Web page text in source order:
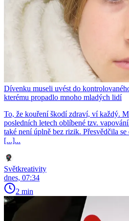
Dívenku museli uvést do
kterému propadlo mnoho mladých lidí
To, že kouření škodí zdraví, ví každý.
posledních letech oblíbené tzv.
také není úplně bez rizik. Přesvědčila
[...]...
Světkreativity
dnes, 07:34
2 min